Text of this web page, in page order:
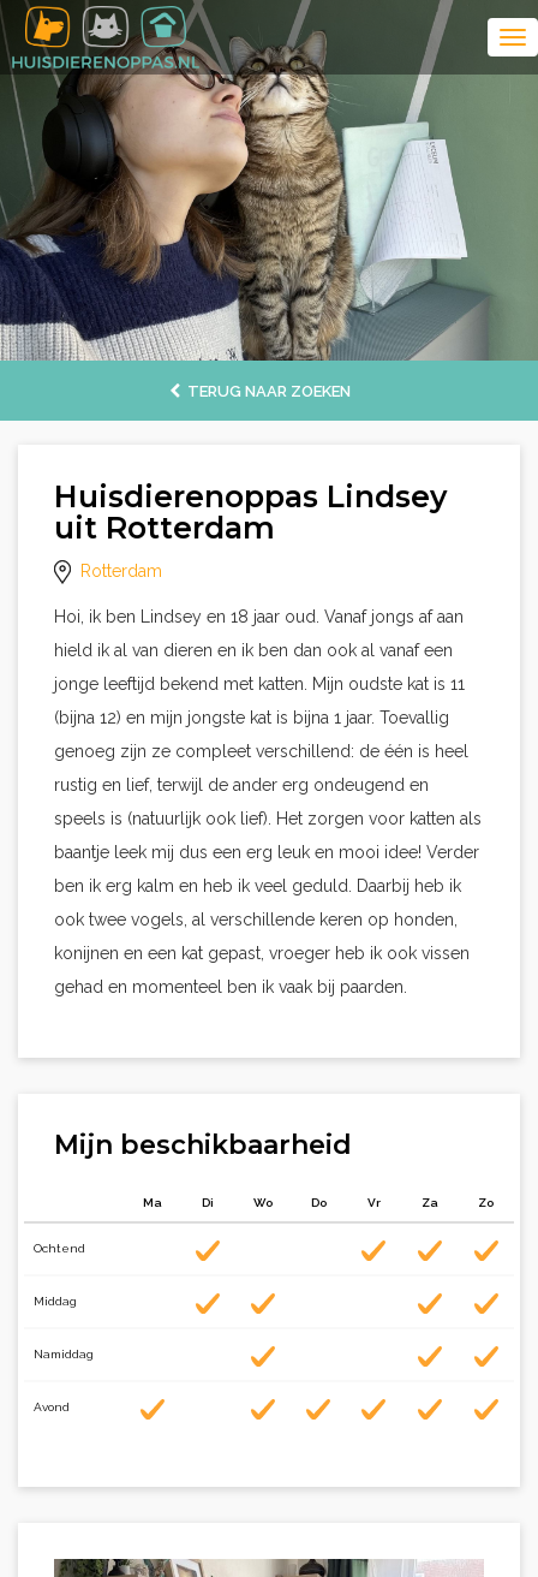
TERUG NAAR ZOEKEN
Huisdierenoppas Lindsey
uit Rotterdam
Rotterdam
Hoi, ik ben Lindsey en 18 jaar oud. Vanaf jongs af aan
hield ik al van dieren en ik ben dan ook al vanaf een
jonge leeftijd bekend met katten. Mijn oudste kat is 11
(bijna 12) en mijn jongste kat is bijna 1 jaar. Toevallig
genoeg zijn ze compleet verschillend: de één is heel
rustig en lief, terwijl de ander erg ondeugend en
speels is (natuurlijk ook lief). Het zorgen voor katten als
baantje leek mij dus een erg leuk en mooi idee! Verder
ben ik erg kalm en heb ik veel geduld. Daarbij heb ik
ook twee vogels, al verschillende keren op honden,
konijnen en een kat gepast, vroeger heb ik ook vissen
gehad en momenteel ben ik vaak bij paarden.
Mijn beschikbaarheid
Ma Di Wo Do Vr Za Zo
Ochtend
Middag
Namiddag
Avond